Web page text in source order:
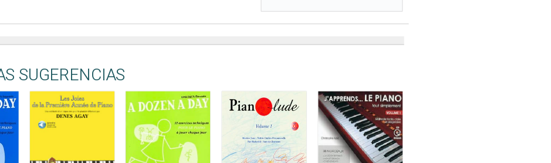
SUGERENCIAS